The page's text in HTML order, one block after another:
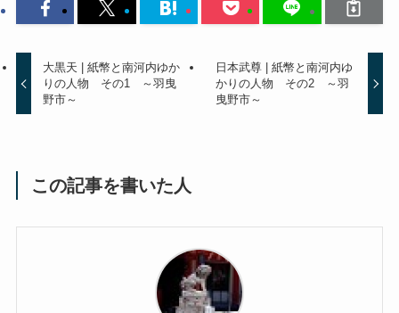
大黒天 | 紙幣と南河内ゆか
りの人物 その1 ～羽曳
野市～
日本武尊 | 紙幣と南河内ゆ
かりの人物 その2 ～羽
曳野市～
この記事を書いた人